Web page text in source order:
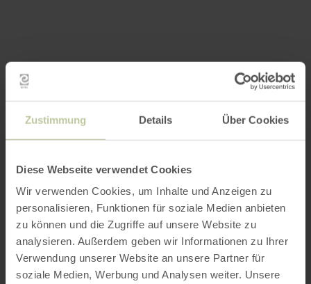
Zustimmung Details Über Cookies
Diese Webseite verwendet Cookies
Wir verwenden Cookies, um Inhalte und Anzeigen zu
personalisieren, Funktionen für soziale Medien anbieten
zu können und die Zugriffe auf unsere Website zu
analysieren. Außerdem geben wir Informationen zu Ihrer
Verwendung unserer Website an unsere Partner für
soziale Medien, Werbung und Analysen weiter. Unsere